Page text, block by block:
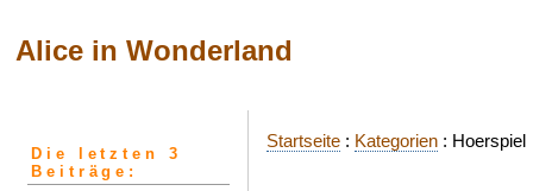
Alice in Wonderland
Die letzten 3
Beiträge:
Startseite : Kategorien : Hoerspiel